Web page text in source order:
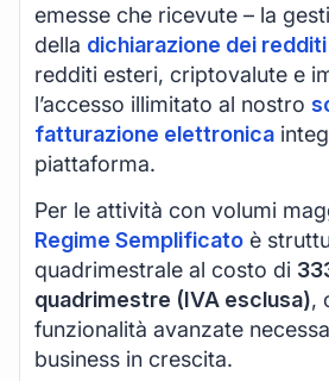
emesse che ricevute – la
della dichiarazione dei redditi
redditi esteri, criptovalute e
l’accesso illimitato al nostro
fatturazione elettronica
piattaforma.
Per le attività con volumi
Regime Semplificato è
quadrimestrale al costo di
quadrimestre (IVA esclusa),
funzionalità avanzate
business in crescita.